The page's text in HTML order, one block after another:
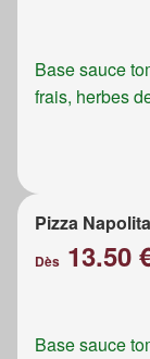
Base sauce
frais, herbes
Pizza
Dès 13.50
Base sauce